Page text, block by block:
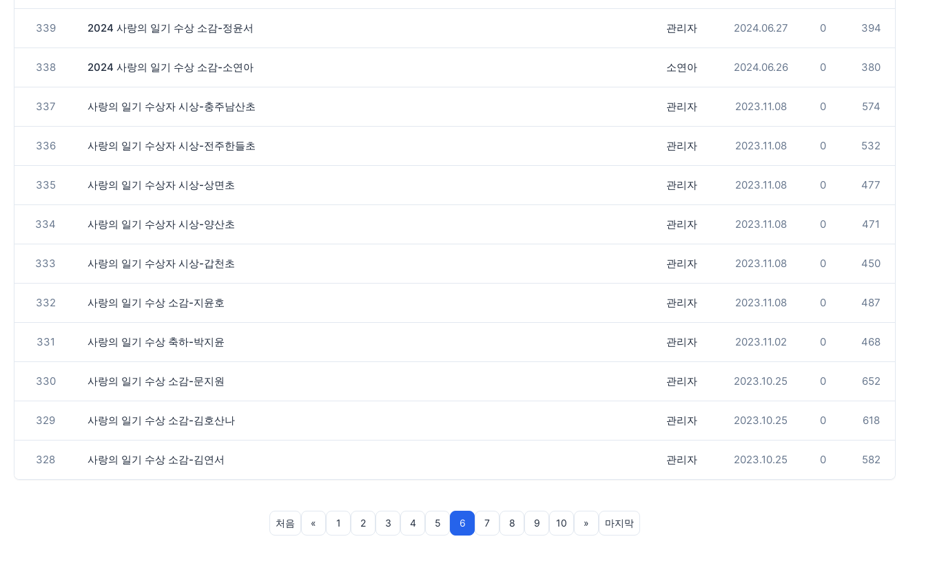
339 2024 사랑의 일기 수상 소감-정윤서 관리자 2024.06.27 0 394
338 2024 사랑의 일기 수상 소감-소연아 소연아 2024.06.26 0 380
337 사랑의 일기 수상자 시상-충주남산초 관리자 2023.11.08 0 574
336 사랑의 일기 수상자 시상-전주한들초 관리자 2023.11.08 0 532
335 사랑의 일기 수상자 시상-상면초 관리자 2023.11.08 0 477
334 사랑의 일기 수상자 시상-양산초 관리자 2023.11.08 0 471
333 사랑의 일기 수상자 시상-갑천초 관리자 2023.11.08 0 450
332 사랑의 일기 수상 소감-지윤호 관리자 2023.11.08 0 487
331 사랑의 일기 수상 축하-박지윤 관리자 2023.11.02 0 468
330 사랑의 일기 수상 소감-문지원 관리자 2023.10.25 0 652
329 사랑의 일기 수상 소감-김호산나 관리자 2023.10.25 0 618
328 사랑의 일기 수상 소감-김연서 관리자 2023.10.25 0 582
처음 « 1 2 3 4 5 6 7 8 9 10 » 마지막